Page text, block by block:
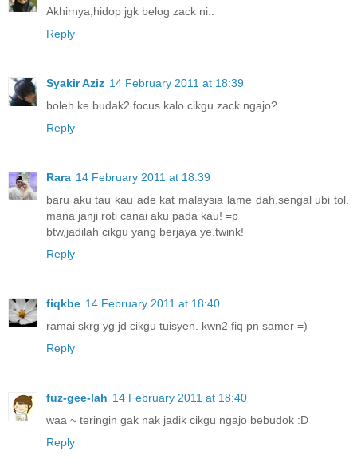
Akhirnya,hidop jgk belog zack ni..
Reply
Syakir Aziz 14 February 2011 at 18:39
boleh ke budak2 focus kalo cikgu zack ngajo?
Reply
Rara 14 February 2011 at 18:39
baru aku tau kau ade kat malaysia lame dah.sengal ubi tol.
mana janji roti canai aku pada kau! =p
btw,jadilah cikgu yang berjaya ye.twink!
Reply
fiqkbe 14 February 2011 at 18:40
ramai skrg yg jd cikgu tuisyen. kwn2 fiq pn samer =)
Reply
fuz-gee-lah 14 February 2011 at 18:40
waa ~ teringin gak nak jadik cikgu ngajo bebudok :D
Reply